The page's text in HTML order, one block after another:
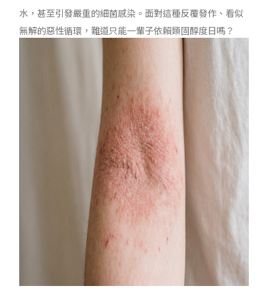
水，甚至引發嚴重的細菌感染。面對這種反覆發作、看似
無解的惡性循環，難道只能一輩子依賴類固醇度日嗎？